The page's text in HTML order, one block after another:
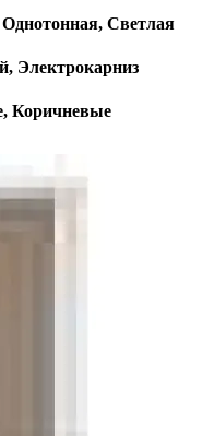
Светлая
Электрокарниз
Коричневые